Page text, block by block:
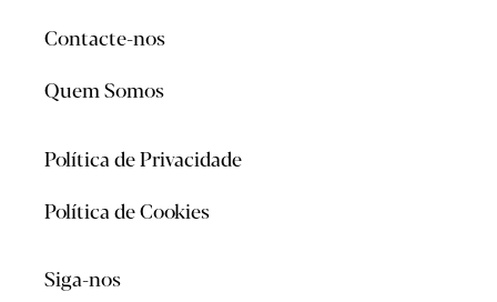
Contacte-nos
Quem Somos
Política de Privacidade
Política de Cookies
Siga-nos